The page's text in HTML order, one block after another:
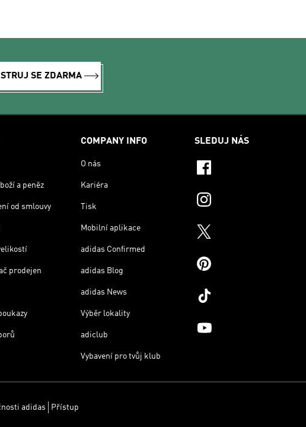
SE ZDARMA
a peněz
od smlouvy
prodejen
COMPANY INFO
O nás
Kariéra
Tisk
Mobilní aplikace
adidas Confirmed
adidas Blog
adidas News
Výběr lokality
adiclub
Vybavení pro tvůj klub
SLEDUJ NÁS
adidas Přístup